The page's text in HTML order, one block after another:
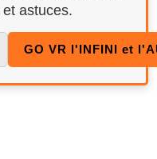
astuces.